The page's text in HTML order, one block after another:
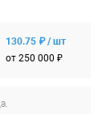
130.75 ₽ / шт
от 250 000 ₽